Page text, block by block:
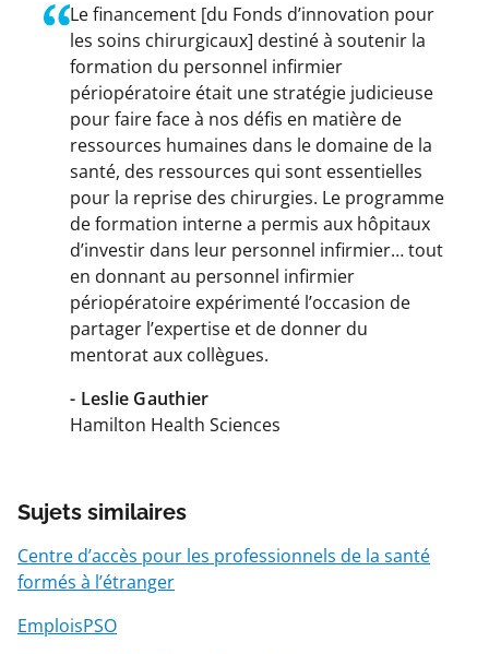
Le financement [du Fonds d’innovation pour
les soins chirurgicaux] destiné à soutenir la
formation du personnel infirmier
périopératoire était une stratégie judicieuse
pour faire face à nos défis en matière de
ressources humaines dans le domaine de la
santé, des ressources qui sont essentielles
pour la reprise des chirurgies. Le programme
de formation interne a permis aux hôpitaux
d’investir dans leur personnel infirmier… tout
en donnant au personnel infirmier
périopératoire expérimenté l’occasion de
partager l’expertise et de donner du
mentorat aux collègues.
- Leslie Gauthier
Hamilton Health Sciences
Sujets similaires
Centre d’accès pour les professionnels de la santé
formés à l’étranger
EmploisPSO